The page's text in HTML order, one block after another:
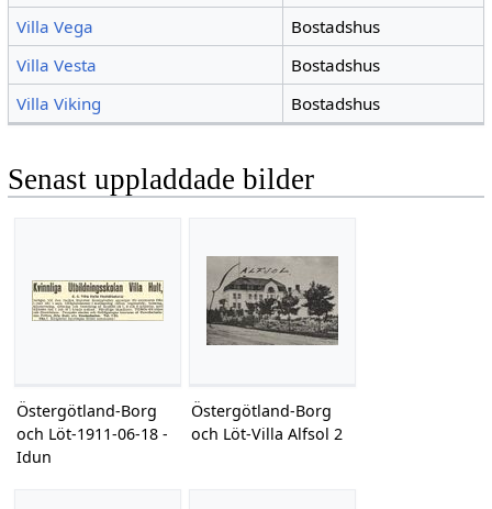
Villa Vega
Bostadshus
Villa Vesta
Bostadshus
Villa Viking
Bostadshus
Senast uppladdade bilder
Östergötland-Borg
och Löt-1911-06-18 -
Idun
Östergötland-Borg
och Löt-Villa Alfsol 2